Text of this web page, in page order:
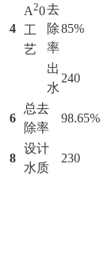
4
A20
工
艺
去
除
率
85%
出
水
240
6
总去
除率
98.65%
8
设计
水质
230
各工